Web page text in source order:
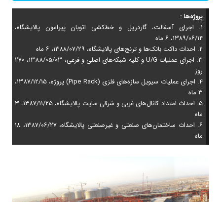
پروژه‌ها :
۱. اجرای آسفالت، گاردریل و خط‌کشی اتوبان پیرامون پالایشگاه،
۱۳۸۹/۰۶/۱۴، ۶ ماه
۲. احداث داکت بانک‌ها و ترنج‌های پالایشگاه، ۱۳۸۸/۰۷/۲۹، ۶ ماه
3. اجرای عملیات U/G و کلیه شبکه‌های اصلی و فرعی، 1388/05/03، 270
روز
4. اجرای عملیات سیویل سازه‌های فلزی (Pipe Rack) پروژه، 1387/12/15،
3 ماه
۵. احداث امتداد کانال‌های غربی و شرقی سایت پالایشگاه، ۱۳۸۷/۱۱/۲۵، ۳
ماه
۶. احداث ساختمان‌های صنعتی و غیرصنعتی پالایشگاه، ۱۳۸۷/۰۶/۲۷، ۱۸
ماه